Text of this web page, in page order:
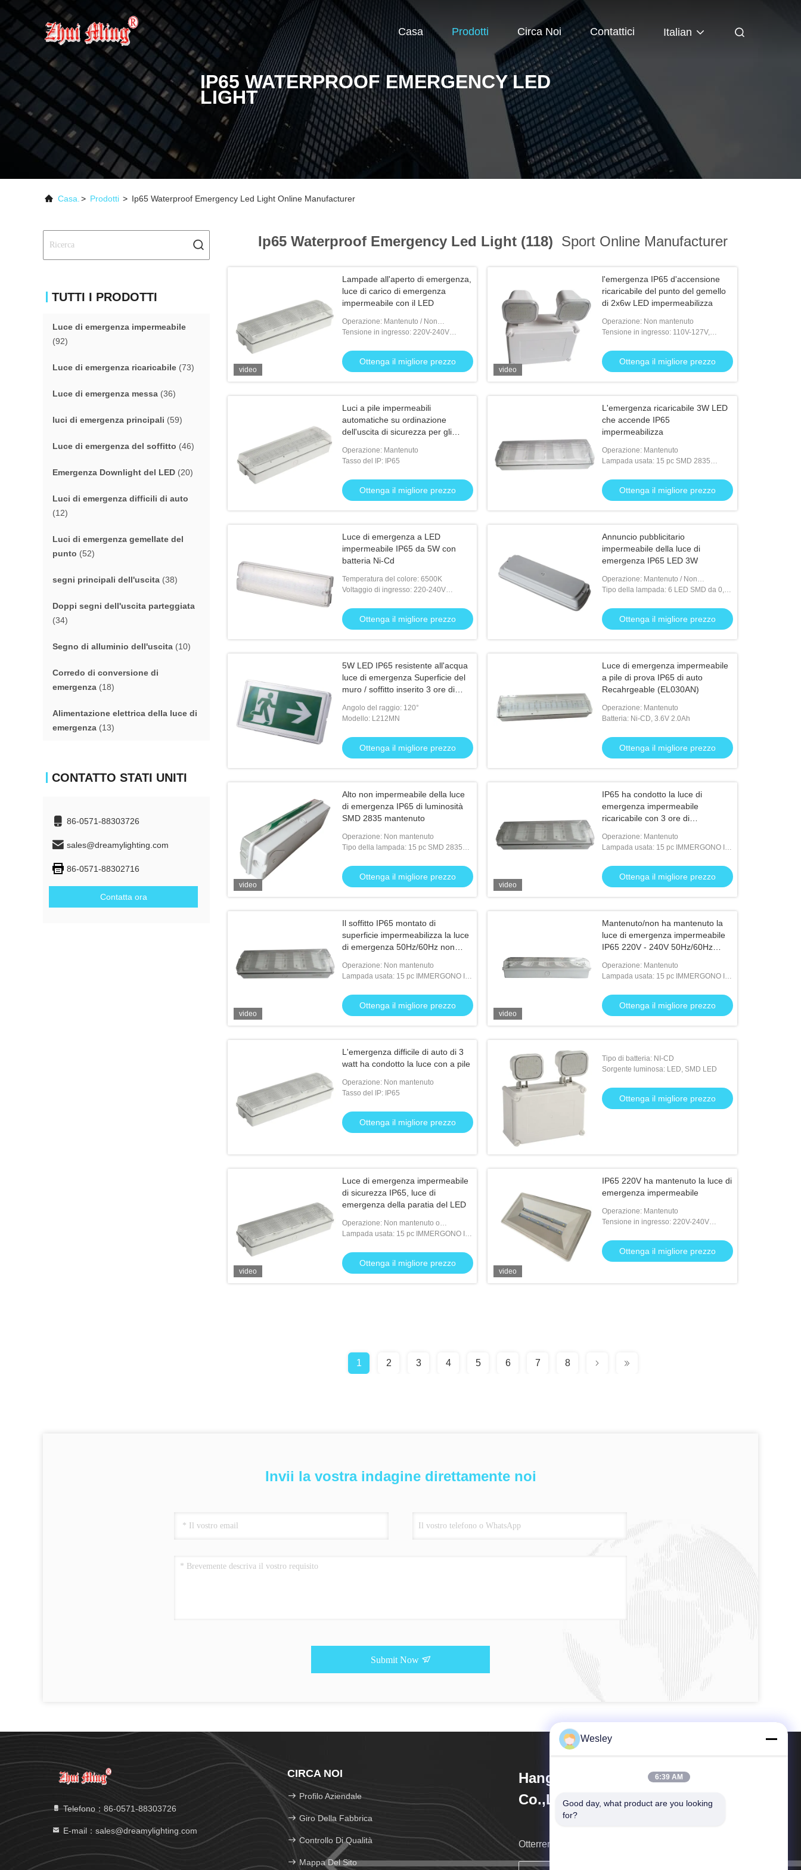
Casa Prodotti Circa Noi Contattici Italian
IP65 WATERPROOF EMERGENCY LED
LIGHT
Casa. > Prodotti > Ip65 Waterproof Emergency Led Light Online Manufacturer
TUTTI I PRODOTTI
Luce di emergenza impermeabile
(92)
Luce di emergenza ricaricabile (73)
Luce di emergenza messa (36)
luci di emergenza principali (59)
Luce di emergenza del soffitto (46)
Emergenza Downlight del LED (20)
Luci di emergenza difficili di auto
(12)
Luci di emergenza gemellate del
punto (52)
segni principali dell'uscita (38)
Doppi segni dell'uscita parteggiata
(34)
Segno di alluminio dell'uscita (10)
Corredo di conversione di
emergenza (18)
Alimentazione elettrica della luce di
emergenza (13)
CONTATTO STATI UNITI
86-0571-88303726
sales@dreamylighting.com
86-0571-88302716
Contatta ora
Ip65 Waterproof Emergency Led Light (118) Sport Online Manufacturer
video
Lampade all'aperto di emergenza,
luce di carico di emergenza
impermeabile con il LED
Operazione: Mantenuto / Non
mantenuto
Tensione in ingresso: 220V-240V
Ottenga il migliore prezzo
video
l'emergenza IP65 d'accensione
ricaricabile del punto del gemello
di 2x6w LED impermeabilizza
Operazione: Non mantenuto
Tensione in ingresso: 110V-127V,
Ottenga il migliore prezzo
Luci a pile impermeabili
automatiche su ordinazione
dell'uscita di sicurezza per gli
Operazione: Mantenuto
Tasso del IP: IP65
Ottenga il migliore prezzo
L'emergenza ricaricabile 3W LED
che accende IP65
impermeabilizza
Operazione: Mantenuto
Lampada usata: 15 pc SMD 2835
Ottenga il migliore prezzo
Luce di emergenza a LED
impermeabile IP65 da 5W con
batteria Ni-Cd
Temperatura del colore: 6500K
Voltaggio di ingresso: 220-240V
Ottenga il migliore prezzo
Annuncio pubblicitario
impermeabile della luce di
emergenza IP65 LED 3W
Operazione: Mantenuto / Non
mantenuto
Tipo della lampada: 6 LED SMD da 0,5
Ottenga il migliore prezzo
5W LED IP65 resistente all'acqua
luce di emergenza Superficie del
muro / soffitto inserito 3 ore di
Angolo del raggio: 120°
Modello: L212MN
Ottenga il migliore prezzo
Luce di emergenza impermeabile
a pile di prova IP65 di auto
Recahrgeable (EL030AN)
Operazione: Mantenuto
Batteria: Ni-CD, 3.6V 2.0Ah
Ottenga il migliore prezzo
video
Alto non impermeabile della luce
di emergenza IP65 di luminosità
SMD 2835 mantenuto
Operazione: Non mantenuto
Tipo della lampada: 15 pc SMD 2835
Ottenga il migliore prezzo
video
IP65 ha condotto la luce di
emergenza impermeabile
ricaricabile con 3 ore di
Operazione: Mantenuto
Lampada usata: 15 pc IMMERGONO IL
Ottenga il migliore prezzo
video
Il soffitto IP65 montato di
superficie impermeabilizza la luce
di emergenza 50Hz/60Hz non
Operazione: Non mantenuto
Lampada usata: 15 pc IMMERGONO IL
Ottenga il migliore prezzo
video
Mantenuto/non ha mantenuto la
luce di emergenza impermeabile
IP65 220V - 240V 50Hz/60Hz
Operazione: Mantenuto
Lampada usata: 15 pc IMMERGONO IL
Ottenga il migliore prezzo
L'emergenza difficile di auto di 3
watt ha condotto la luce con a pile
Operazione: Non mantenuto
Tasso del IP: IP65
Ottenga il migliore prezzo
Tipo di batteria: NI-CD
Sorgente luminosa: LED, SMD LED
Ottenga il migliore prezzo
video
Luce di emergenza impermeabile
di sicurezza IP65, luce di
emergenza della paratia del LED
Operazione: Non mantenuto o
mantenuto
Lampada usata: 15 pc IMMERGONO IL
Ottenga il migliore prezzo
video
IP65 220V ha mantenuto la luce di
emergenza impermeabile
Operazione: Mantenuto
Tensione in ingresso: 220V-240V
Ottenga il migliore prezzo
1 2 3 4 5 6 7 8
Invii la vostra indagine direttamente noi
Submit Now
Telefono：86-0571-88303726
E-mail：sales@dreamylighting.com
CIRCA NOI
Profilo Aziendale
Giro Della Fabbrica
Controllo Di Qualità
Mappa Del Sito
Hangzhou Dreamy Technology
Co.,Ltd
Otterremo appena possibile indietro voi.
Wesley
6:39 AM
Good day, what product are you looking
for?